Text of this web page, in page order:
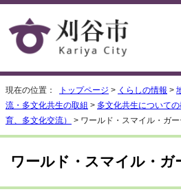
現在の位置： トップページ > くらしの情報 >
流・多文化共生の取組 > 多文化共生について
育、多文化交流）
> ワールド・スマイル・ガ
ワールド・スマイル・ガ